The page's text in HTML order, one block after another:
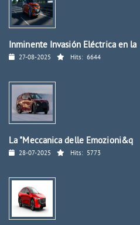
Inminente Invasión Eléctrica en la
27-08-2025 Hits: 6644
La "Meccanica delle Emozioni&q
28-07-2025 Hits: 5773